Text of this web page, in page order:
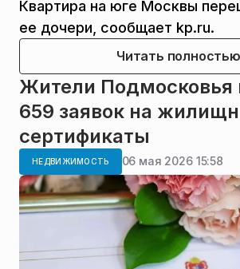
Квартира на юге Москвы
ее дочери, сообщает kp.ru.
Читать полностью
Жители Подмосковья
659 заявок на
сертификаты
НЕДВИЖИМОСТЬ 06 мая 2026 15:58